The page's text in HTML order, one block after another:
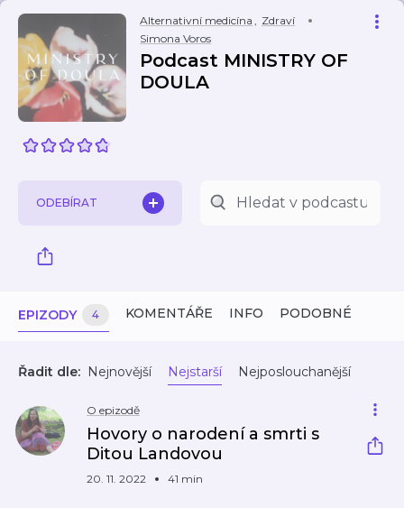
Alternativní medicína , Zdraví
Simona Voros
Podcast MINISTRY OF
DOULA
ODEBÍRAT
EPIZODY 4 KOMENTÁŘE INFO PODOBNÉ
Řadit dle: Nejnovější Nejstarší Nejposlouchanější
O epizodě
Hovory o narodení a smrti s
Ditou Landovou
20. 11. 2022 41 min